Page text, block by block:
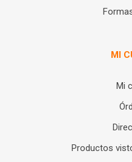
MI
Mi
Productos